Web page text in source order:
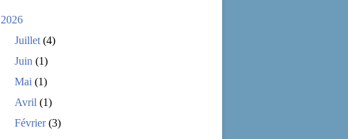
2026
Juillet (4)
Juin (1)
Mai (1)
Avril (1)
Février(3)